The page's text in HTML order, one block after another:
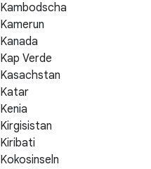
Kambodscha
Kamerun
Kanada
Kap Verde
Kasachstan
Katar
Kenia
Kirgisistan
Kiribati
Kokosinseln